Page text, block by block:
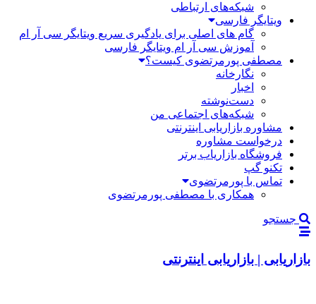
شبکه‌های ارتباطی
ویتایگر فارسی
گام های اصلی برای یادگیری سریع ویتایگر سی آر ام
آموزش سی آر ام ویتایگر فارسی
مصطفی پورمرتضوی کیست؟
نگارخانه
اخبار
دست‌نوشته
شبکه‌های اجتماعی من
مشاوره بازاریابی اینترنتی
درخواست مشاوره
فروشگاه بازاریاب برتر
تکنو گپ
تماس با پورمرتضوی
همکاری با مصطفی پورمرتضوی
جستجو
بازاریابی | بازاریابی اینترنتی